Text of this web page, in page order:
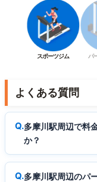
スポーツジム パ
よくある質問
多摩川駅周辺で料
か？
多摩川駅周辺のパ